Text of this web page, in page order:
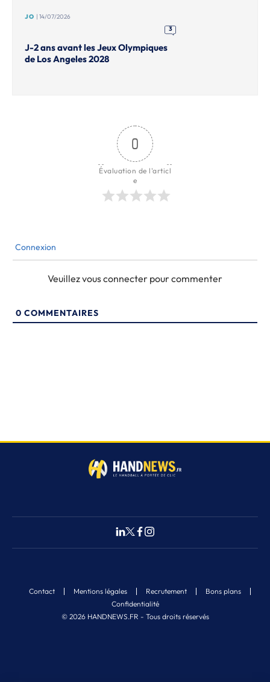
JO | 14/07/2026
3
J-2 ans avant les Jeux Olympiques
de Los Angeles 2028
0
Évaluation de l'articl
e
Connexion
Veuillez vous connecter pour commenter
0 COMMENTAIRES
© 2026 HANDNEWS.FR - Tous droits réservés
Contact Mentions légales Recrutement
Bons plans
Confidentialité